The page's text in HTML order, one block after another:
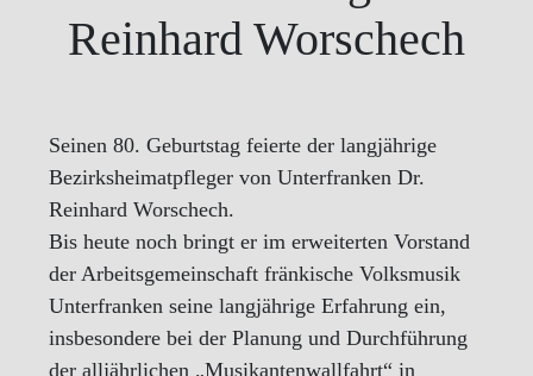
Reinhard Worschech
Seinen 80. Geburtstag feierte der langjährige
Bezirksheimatpfleger von Unterfranken Dr.
Reinhard Worschech.
Bis heute noch bringt er im erweiterten Vorstand
der Arbeitsgemeinschaft fränkische Volksmusik
Unterfranken seine langjährige Erfahrung ein,
insbesondere bei der Planung und Durchführung
der alljährlichen „Musikantenwallfahrt“ in